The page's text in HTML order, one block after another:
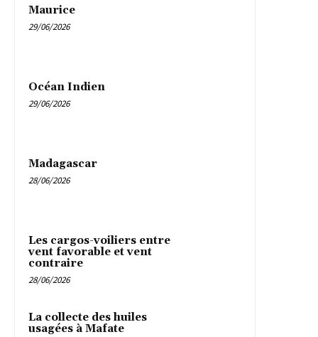
Maurice
29/06/2026
Océan Indien
29/06/2026
Madagascar
28/06/2026
Les cargos-voiliers entre
vent favorable et vent
contraire
28/06/2026
La collecte des huiles
usagées à Mafate